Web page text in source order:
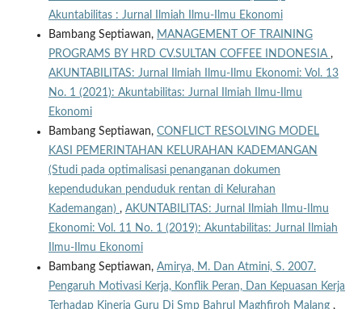
Akuntabilitas : Jurnal Ilmiah Ilmu-Ilmu Ekonomi
Bambang Septiawan, MANAGEMENT OF TRAINING
PROGRAMS BY HRD CV.SULTAN COFFEE INDONESIA ,
AKUNTABILITAS: Jurnal Ilmiah Ilmu-Ilmu Ekonomi: Vol. 13
No. 1 (2021): Akuntabilitas: Jurnal Ilmiah Ilmu-Ilmu
Ekonomi
Bambang Septiawan, CONFLICT RESOLVING MODEL
KASI PEMERINTAHAN KELURAHAN KADEMANGAN
(Studi pada optimalisasi penanganan dokumen
kependudukan penduduk rentan di Kelurahan
Kademangan) , AKUNTABILITAS: Jurnal Ilmiah Ilmu-Ilmu
Ekonomi: Vol. 11 No. 1 (2019): Akuntabilitas: Jurnal Ilmiah
Ilmu-Ilmu Ekonomi
Bambang Septiawan, Amirya, M. Dan Atmini, S. 2007.
Pengaruh Motivasi Kerja, Konflik Peran, Dan Kepuasan Kerja
Terhadap Kinerja Guru Di Smp Bahrul Maghfiroh Malang ,